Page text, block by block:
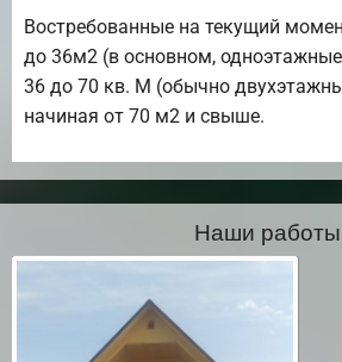
Востребованные на текущий
до 36м2 (в основном,
36 до 70 кв. М (обычно
начиная от 70 м2 и свыше.
Наши работы